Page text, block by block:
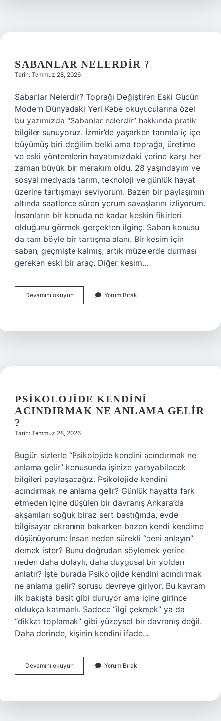
SABANLAR NELERDIR ?
Tarih: Temmuz 28, 2026
Sabanlar Nelerdir? Toprağı Değiştiren Eski Gücün
Modern Dünyadaki Yeri Kebe okuyucularına özel
bu yazımızda “Sabanlar nelerdir” hakkında pratik
bilgiler sunuyoruz. İzmir’de yaşarken tarımla iç içe
büyümüş biri değilim belki ama toprağa, üretime
ve eski yöntemlerin hayatımızdaki yerine karşı her
zaman büyük bir merakım oldu. 28 yaşındayım ve
sosyal medyada tarım, teknoloji ve günlük hayat
üzerine tartışmayı seviyorum. Bazen bir paylaşımın
altında saatlerce süren yorum savaşlarını izliyorum.
İnsanların bir konuda ne kadar keskin fikirleri
olduğunu görmek gerçekten ilginç. Saban konusu
da tam böyle bir tartışma alanı. Bir kesim için
saban, geçmişte kalmış, artık müzelerde durması
gereken eski bir araç. Diğer kesim…
Devamını okuyun Sabanlar
nelerdir
Yorum Bırak
PSIKOLOJIDE KENDINI
ACINDIRMAK NE ANLAMA GELIR
?
Tarih: Temmuz 28, 2026
Bugün sizlerle “Psikolojide kendini acındırmak ne
anlama gelir” konusunda işinize yarayabilecek
bilgileri paylaşacağız. Psikolojide kendini
acındırmak ne anlama gelir? Günlük hayatta fark
etmeden içine düşülen bir davranış Ankara’da
akşamları soğuk biraz sert bastığında, evde
bilgisayar ekranına bakarken bazen kendi kendime
düşünüyorum: İnsan neden sürekli “beni anlayın”
demek ister? Bunu doğrudan söylemek yerine
neden daha dolaylı, daha duygusal bir yoldan
anlatır? İşte burada Psikolojide kendini acındırmak
ne anlama gelir? sorusu devreye giriyor. Bu kavram
ilk bakışta basit gibi duruyor ama içine girince
oldukça katmanlı. Sadece “ilgi çekmek” ya da
“dikkat toplamak” gibi yüzeysel bir davranış değil.
Daha derinde, kişinin kendini ifade…
Devamını okuyun Psikolojide
kendini
anlama
Yorum Bırak